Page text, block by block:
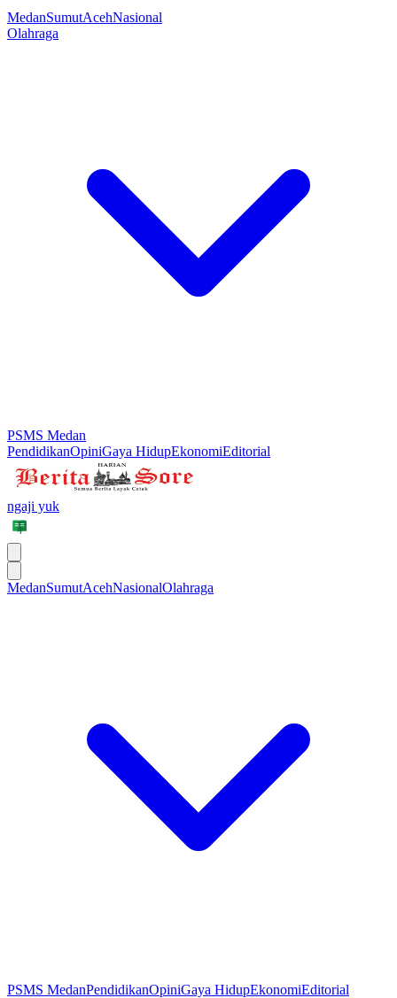
MedanSumutAcehNasional
Olahraga
PSMS Medan
PendidikanOpiniGaya HidupEkonomiEditorial
ngaji yuk
MedanSumutAcehNasionalOlahraga
PSMS MedanPendidikanOpiniGaya HidupEkonomiEditorial